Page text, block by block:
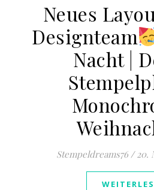
Neues
Designteam
Nacht |
Stempeldreams76 / 20.